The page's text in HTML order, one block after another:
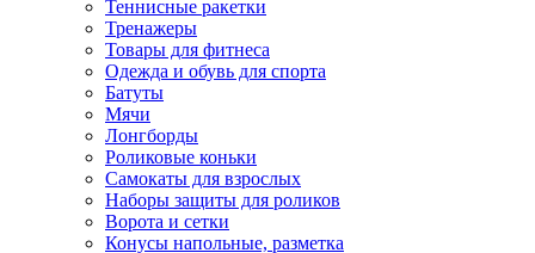
Теннисные ракетки
Тренажеры
Товары для фитнеса
Одежда и обувь для спорта
Батуты
Мячи
Лонгборды
Роликовые коньки
Самокаты для взрослых
Наборы защиты для роликов
Ворота и сетки
Конусы напольные, разметка